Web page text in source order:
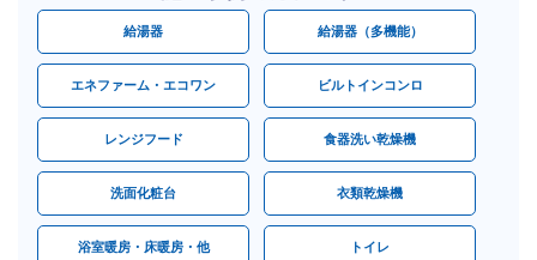
給湯器 給湯器（多機能）
エネファーム・エコワン ビルトインコンロ
レンジフード 食器洗い乾燥機
洗面化粧台 衣類乾燥機
浴室暖房・床暖房・他 トイレ